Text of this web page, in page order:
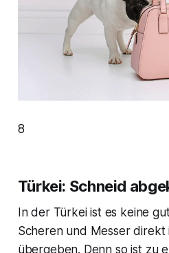
8
Türkei: Schneid
In der Türkei ist es keine
Scheren und Messer direkt
übergeben. Denn so ist zu